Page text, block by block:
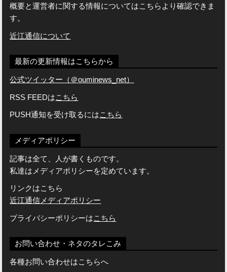
概要と運営者に関する情報についてはこちらより確認できま
す。
近江通信について
最新の更新情報はこちらから
公式ツイッター（＠ouminews_net）
RSS FEEDはこちら
PUSH通知を受け取るにはこちら
メディアポリシー
記事は全て、人が書くものです。
私達はメディアポリシーを定めています。
リンクはこちら
近江通信メディアポリシー
プライバシーポリシーはこちら
お問い合わせ・ネタのタレこみ
各種お問い合わせはこちらへ